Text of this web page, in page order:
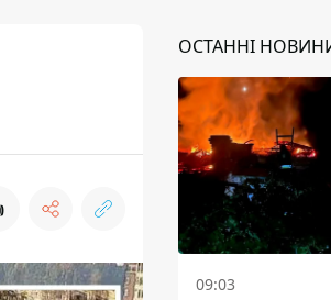
ОСТАННІ
09:03